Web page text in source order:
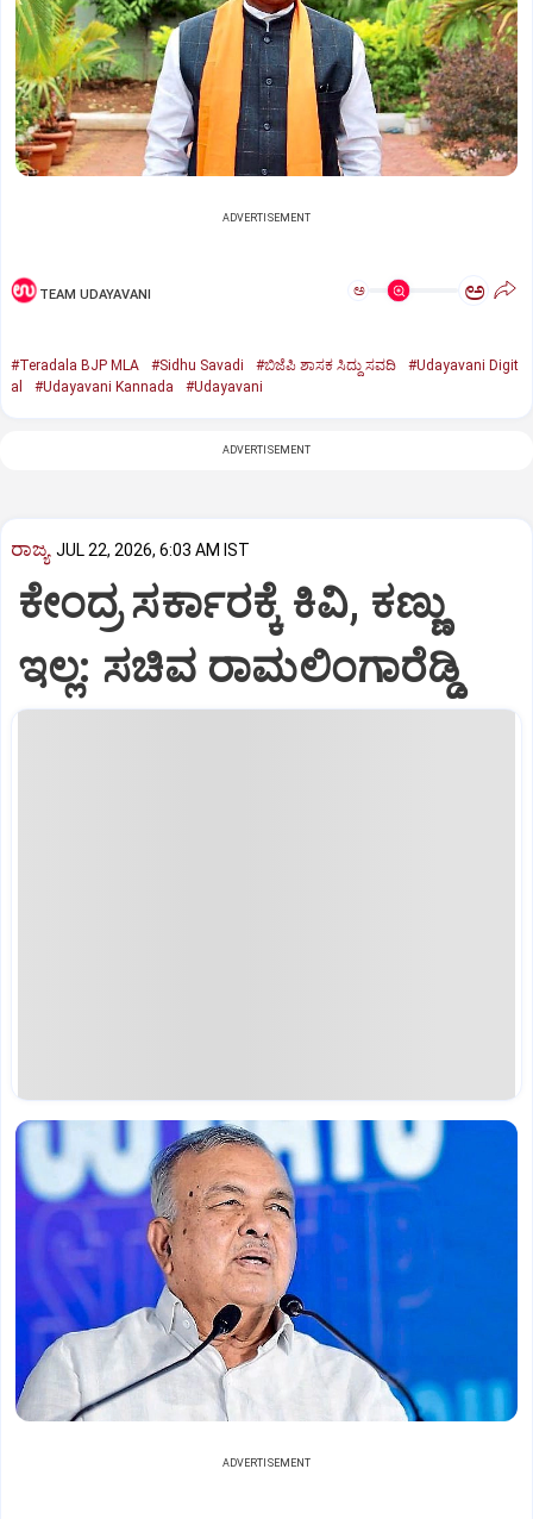
ADVERTISEMENT
TEAM UDAYAVANI ಅ ಅ
#Teradala BJP MLA #Sidhu Savadi #ಬಿಜೆಪಿ ಶಾಸಕ ಸಿದ್ದು ಸವದಿ
#Udayavani Digit
al
#Udayavani Kannada #Udayavani
ADVERTISEMENT
ರಾಜ್ಯ JUL 22, 2026, 6:03 AM IST
ಕೇಂದ್ರ ಸರ್ಕಾರಕ್ಕೆ ಕಿವಿ, ಕಣ್ಣು
ಇಲ್ಲ: ಸಚಿವ ರಾಮಲಿಂಗಾರೆಡ್ಡಿ
ADVERTISEMENT